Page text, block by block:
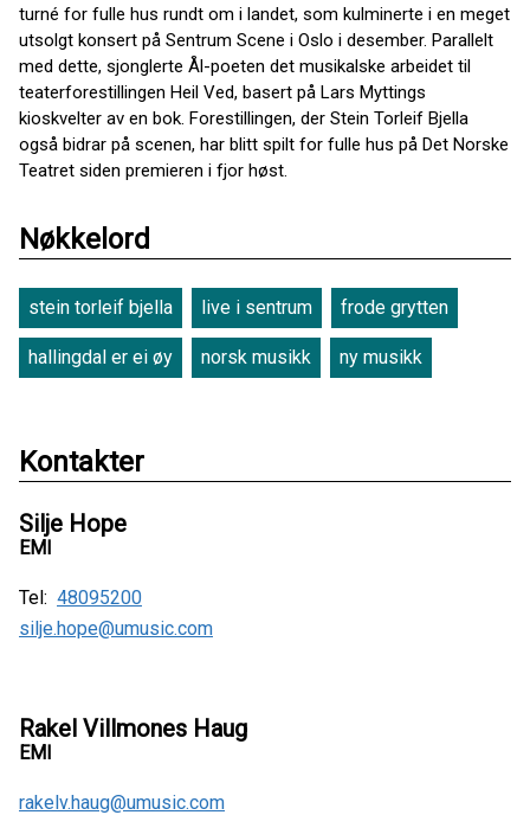
turné for fulle hus rundt om i landet, som kulminerte i en meget
utsolgt konsert på Sentrum Scene i Oslo i desember. Parallelt
med dette, sjonglerte Ål-poeten det musikalske arbeidet til
teaterforestillingen Heil Ved, basert på Lars Myttings
kioskvelter av en bok. Forestillingen, der Stein Torleif Bjella
også bidrar på scenen, har blitt spilt for fulle hus på Det Norske
Teatret siden premieren i fjor høst.
Nøkkelord
stein torleif bjella live i sentrum frode grytten
hallingdal er ei øy norsk musikk ny musikk
Kontakter
Silje Hope
EMI
Tel: 48095200
silje.hope@umusic.com
Rakel Villmones Haug
EMI
rakelv.haug@umusic.com